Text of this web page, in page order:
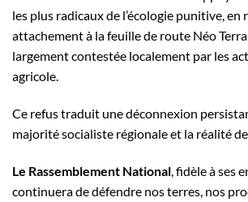
les plus radicaux de l’écologie punitive,
attachement à la feuille de route Néo
largement contestée localement par les
agricole.
Ce refus traduit une déconnexion
majorité socialiste régionale et la réalité
Le Rassemblement National , fidèle à ses
continuera de défendre nos terres, nos